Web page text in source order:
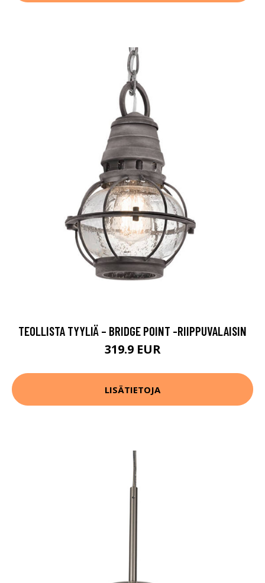
TEOLLISTA TYYLIÄ – BRIDGE POINT -RIIPPUVALAISIN
319.9 EUR
LISÄTIETOJA